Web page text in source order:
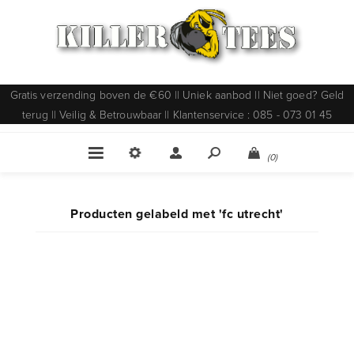
Gratis verzending boven de €60 || Uniek aanbod || Niet goed? Geld
terug || Veilig & Betrouwbaar || Klantenservice : 085 - 073 01 45
(0)
Producten gelabeld met 'fc utrecht'